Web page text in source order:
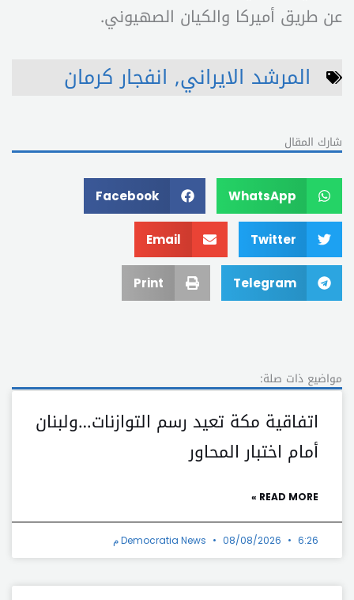
عن طريق أميركا والكيان الصهيوني.
المرشد الايراني, انفجار كرمان
شارك المقال
WhatsApp
Facebook
Twitter
Email
Telegram
Print
مواضيع ذات صلة:
اتفاقية مكة تعيد رسم التوازنات…ولبنان
أمام اختبار المحاور
READ MORE »
Democratia News 08/08/2026 6:26 م